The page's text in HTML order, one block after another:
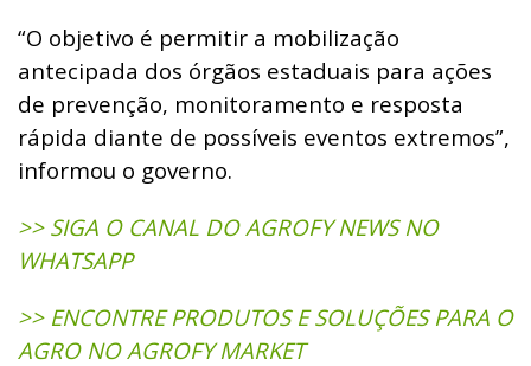
“O objetivo é permitir a mobilização
antecipada dos órgãos estaduais para ações
de prevenção, monitoramento e resposta
rápida diante de possíveis eventos extremos”,
informou o governo.
>> SIGA O CANAL DO AGROFY NEWS NO
WHATSAPP
>> ENCONTRE PRODUTOS E SOLUÇÕES PARA O
AGRO NO AGROFY MARKET